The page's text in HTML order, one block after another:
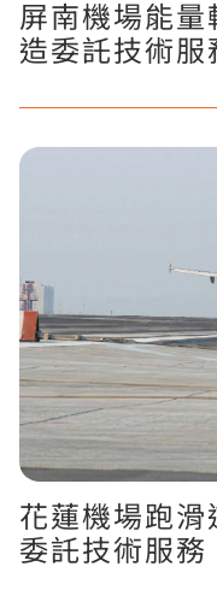
屏南機場能量
造委託技術
花蓮機場跑滑
委託技術服務